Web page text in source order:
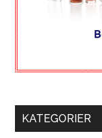
KATEGORIER